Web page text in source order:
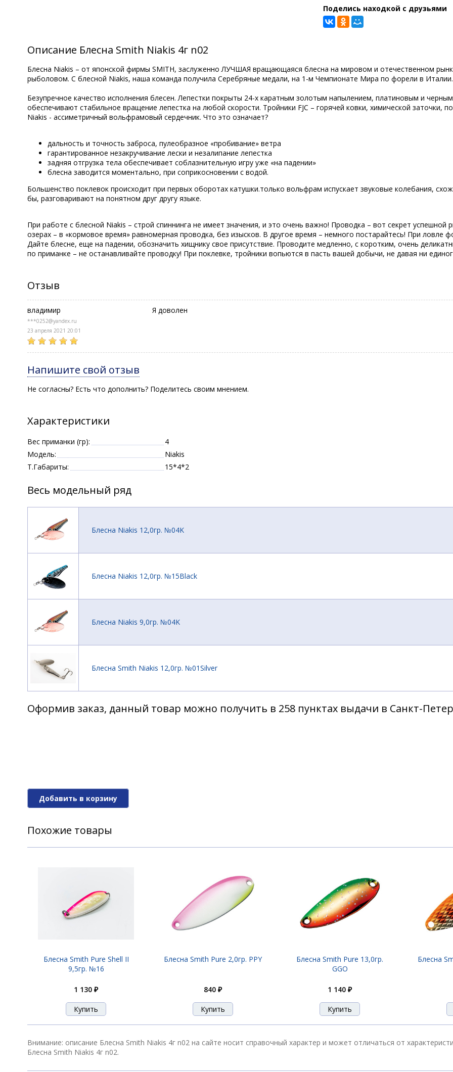
Поделись находкой с друзьями
Описание Блесна Smith Niakis 4г n02
Блесна Niakis – от японской фирмы SMITH, заслуженно ЛУЧШАЯ вращающаяся блесна на мировом и отечественном
рыболовом. C блесной Niakis, наша команда получила Серебряные медали, на 1-м Чемпионате Мира по форели в Италии.
Безупречное качество исполнения блесен. Лепестки покрыты 24-х каратным золотым напылением, платиновым и
обеспечивают стабильное вращение лепестка на любой скорости. Тройники FJC – горячей ковки, химической заточки,
Niakis - ассиметричный вольфрамовый сердечник. Что это означает?
дальность и точность заброса, пулеобразное «пробивание» ветра
гарантированное незакручивание лески и незалипание лепестка
задняя отгрузка тела обеспечивает соблазнительную игру уже «на падении»
блесна заводится моментально, при соприкосновении с водой.
Большенство поклевок происходит при первых оборотах катушки.только вольфрам испускает звуковые колебания,
бы, разговаривают на понятном друг другу языке.
При работе с блесной Niakis – строй спиннинга не имеет значения, и это очень важно! Проводка – вот секрет
озерах – в «кормовое время» равномерная проводка, без изысков. В другое время – немного постарайтесь! При ловле
Дайте блесне, еще на падении, обозначить хищнику свое присутствие. Проводите медленно, с коротким, очень
по приманке – не останавливайте проводку! При поклевке, тройники вопьются в пасть вашей добычи, не давая ни
Отзыв
владимир
***0252@yandex.ru
23 апреля 2021 20:01
Я доволен
Напишите свой отзыв
Не согласны? Есть что дополнить? Поделитесь своим мнением.
Характеристики
Вес приманки (гр):
4
Модель:
Niakis
Т.Габариты:
15*4*2
Весь модельный ряд
Блесна Niakis 12,0гр. №04K
Блесна Niakis 12,0гр. №15Black
Блесна Niakis 9,0гр. №04K
Блесна Smith Niakis 12,0гр. №01Silver
Блесна Smith Niakis 12,0гр. №16B
Блесна Smith Niakis 12,0гр. №27
Блесна Smith Niakis 12г n01 Black
Блесна Smith Niakis 12г n03
Оформив заказ, данный товар можно получить в 258 пунктах выдачи в Санкт-
Добавить в корзину
Похожие товары
Блесна Smith Pure Shell II
9,5гр. №16
1 130 ₽
Блесна Smith Pure 2,0гр. PPY
840 ₽
Блесна Smith Pure 13,0гр.
GGO
1 140 ₽
Блесна
Внимание: описание Блесна Smith Niakis 4г n02 на сайте носит справочный характер и может отличаться от
Блесна Smith Niakis 4г n02.